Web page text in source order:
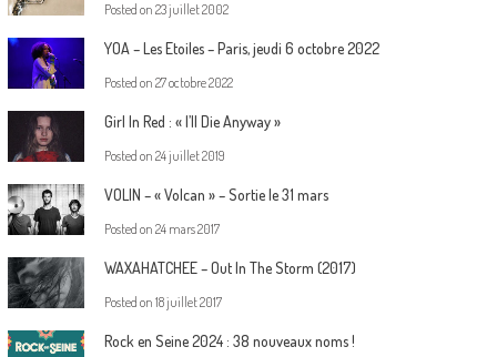
Posted on 23 juillet 2002
YOA – Les Etoiles – Paris, jeudi 6 octobre 2022
Posted on 27 octobre 2022
Girl In Red : « I’ll Die Anyway »
Posted on 24 juillet 2019
VOLIN – « Volcan » – Sortie le 31 mars
Posted on 24 mars 2017
WAXAHATCHEE – Out In The Storm (2017)
Posted on 18 juillet 2017
Rock en Seine 2024 : 38 nouveaux noms !